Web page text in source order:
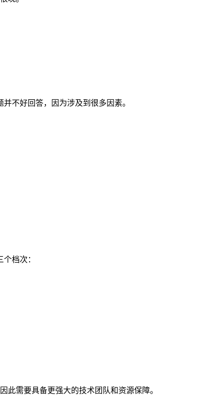
不好回答，因为涉及到很多因素。
档次：
需要具备更强大的技术团队和资源保障。